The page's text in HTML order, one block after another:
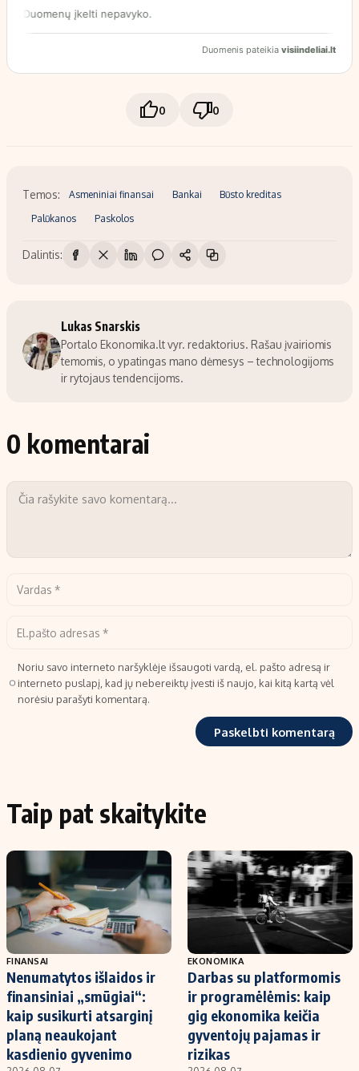
0 0
Temos: Asmeniniai finansai Bankai Būsto kreditas
Palūkanos Paskolos
Dalintis:
Lukas Snarskis
Portalo Ekonomika.lt vyr. redaktorius. Rašau įvairiomis
temomis, o ypatingas mano dėmesys – technologijoms
ir rytojaus tendencijoms.
0 komentarai
Noriu savo interneto naršyklėje išsaugoti vardą, el. pašto adresą ir
interneto puslapį, kad jų nebereiktų įvesti iš naujo, kai kitą kartą vėl
norėsiu parašyti komentarą.
Taip pat skaitykite
FINANSAI
Nenumatytos išlaidos ir
finansiniai „smūgiai“:
kaip susikurti atsarginį
planą neaukojant
kasdienio gyvenimo
EKONOMIKA
Darbas su platformomis
ir programėlėmis: kaip
gig ekonomika keičia
gyventojų pajamas ir
rizikas